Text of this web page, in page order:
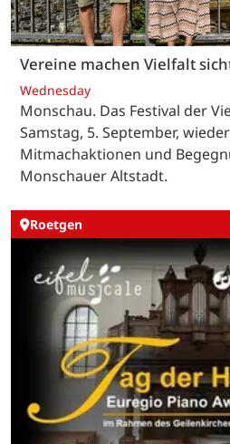
Vereine machen Vielfalt
Wednesday
Monschau. Das Festival der
Samstag, 5. September,
Mitmachaktionen und
Monschauer Altstadt.
Roetgen